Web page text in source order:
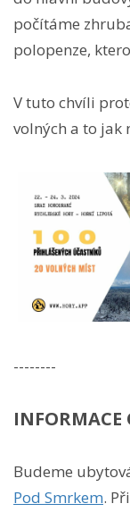
počítáme
polopenze,
V tuto chvíli
volných a to jak
--------
INFORMACE
Budeme
Pod Smrkem.